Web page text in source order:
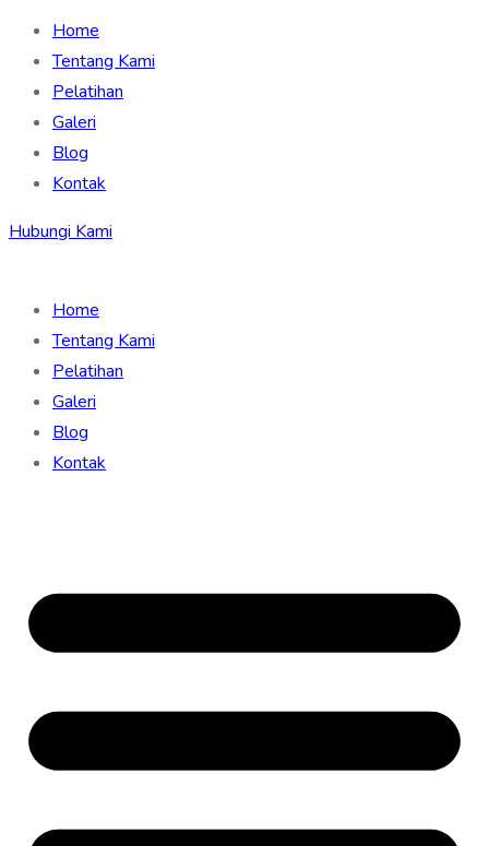
Home
Tentang Kami
Pelatihan
Galeri
Blog
Kontak
Hubungi Kami
Home
Tentang Kami
Pelatihan
Galeri
Blog
Kontak